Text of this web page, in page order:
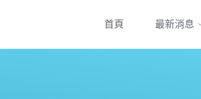
跳
到
首頁 最新消息